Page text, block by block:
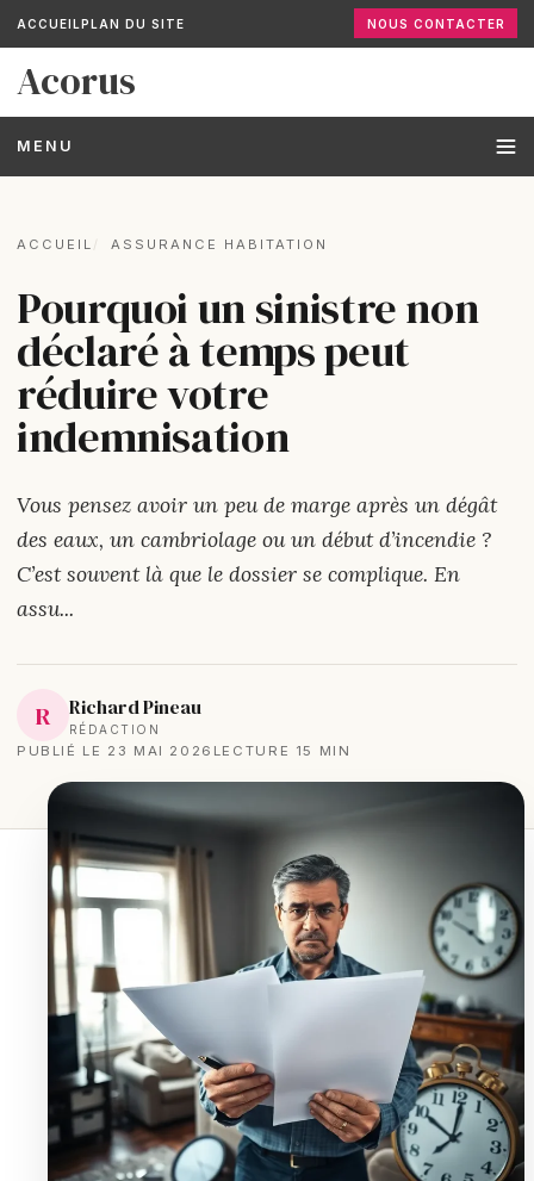
ACCUEILPLAN DU SITE NOUS CONTACTER
Acorus
MENU
ACCUEIL ASSURANCE HABITATION
Pourquoi un sinistre non
déclaré à temps peut
réduire votre
indemnisation
Vous pensez avoir un peu de marge après un dégât
des eaux, un cambriolage ou un début d’incendie ?
C’est souvent là que le dossier se complique. En
assu...
R Richard Pineau
RÉDACTION
PUBLIÉ LE 23 MAI 2026 LECTURE 15 MIN